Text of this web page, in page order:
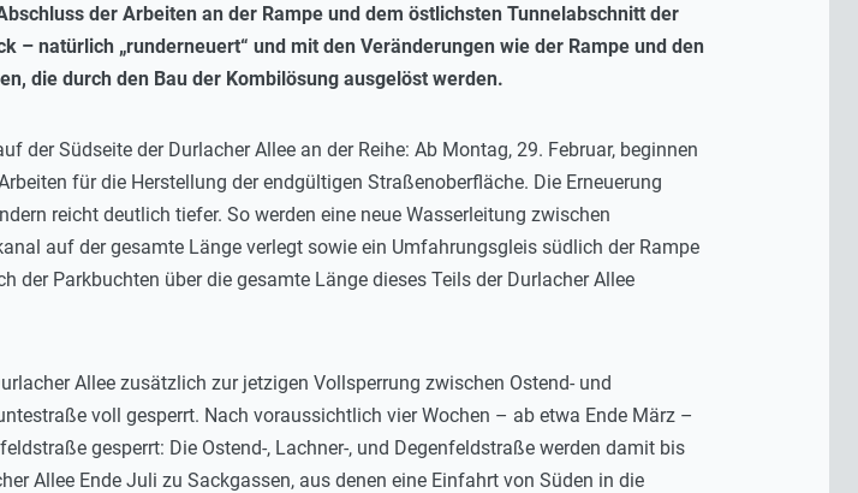
der Arbeiten an der Rampe und dem östlichsten Tunnelabschnitt der
– natürlich „runderneuert“ und mit den Veränderungen wie der Rampe und den
die durch den Bau der Kombilösung ausgelöst werden.
Südseite der Durlacher Allee an der Reihe: Ab Montag, 29. Februar, beginnen
für die Herstellung der endgültigen Straßenoberfläche. Die Erneuerung
reicht deutlich tiefer. So werden eine neue Wasserleitung zwischen
auf der gesamte Länge verlegt sowie ein Umfahrungsgleis südlich der Rampe
Parkbuchten über die gesamte Länge dieses Teils der Durlacher Allee
Allee zusätzlich zur jetzigen Vollsperrung zwischen Ostend- und
voll gesperrt. Nach voraussichtlich vier Wochen – ab etwa Ende März –
gesperrt: Die Ostend-, Lachner-, und Degenfeldstraße werden damit bis
Allee Ende Juli zu Sackgassen, aus denen eine Einfahrt von Süden in die